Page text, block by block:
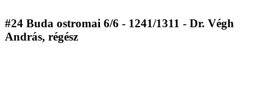
#24 Buda ostromai 6/6 - 1241/1311 - Dr. Végh
András, régész